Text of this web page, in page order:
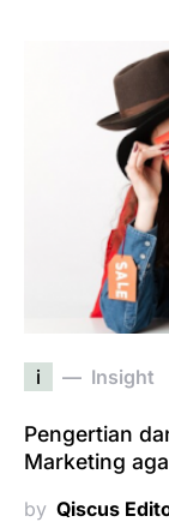
i Insight
Pengertian
Marketing
by Qiscus